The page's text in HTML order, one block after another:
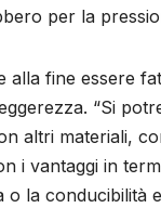
per la
alla fine essere
“Si
altri materiali,
i vantaggi in
la conducibilità